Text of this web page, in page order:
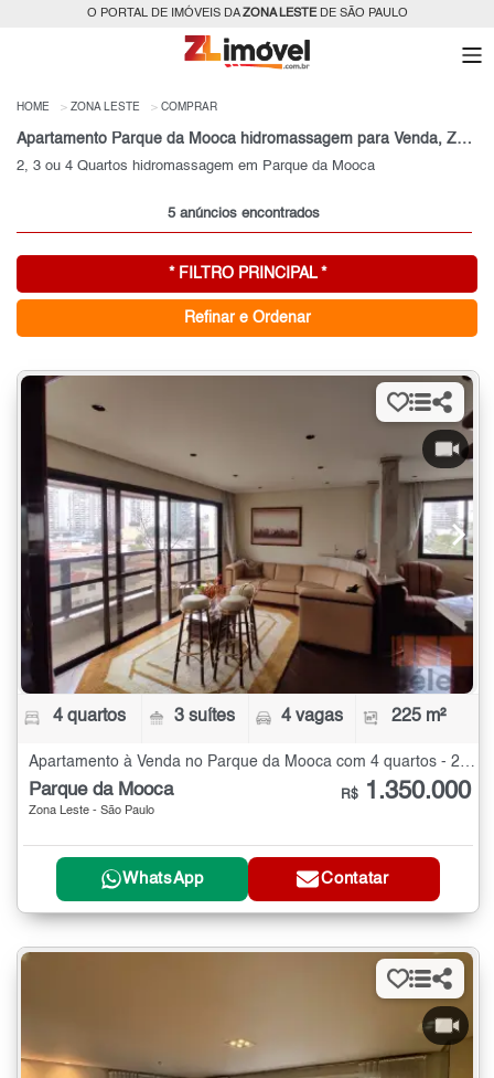
O PORTAL DE IMÓVEIS DAZONA LESTEDE SÃO PAULO
HOME ZONA LESTE COMPRAR
Apartamento Parque da Mooca hidromassagem para Venda, Zona Leste, SP
2, 3 ou 4 Quartos hidromassagem em Parque da Mooca
5 anúncios encontrados
* FILTRO PRINCIPAL *
Refinar e Ordenar
4 quartos 3 suítes 4 vagas 225 m²
Parque da Mooca
Zona Leste - São Paulo
R$ 1.350.000
WhatsApp Contatar